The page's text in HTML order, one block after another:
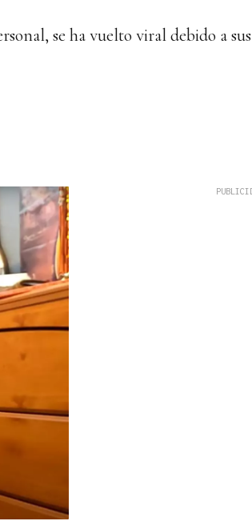
se ha vuelto viral debido a sus